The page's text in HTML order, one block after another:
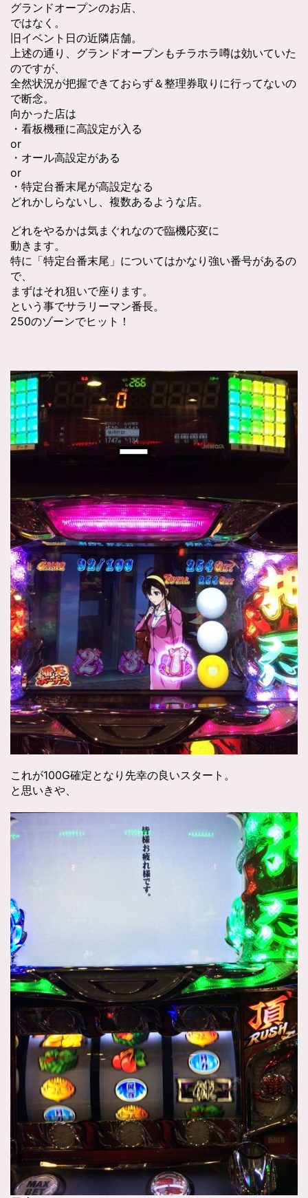
グランドオープンのお店、
ではなく。
旧イベント日の近隣店舗。
上述の通り、グランドオープンもチラホラ噂は効いていた
のですが、
全然状況が把握できておらず＆整理券取りに行ってないの
で断念。
向かった店は
・看板機種に高設定が入る
or
・オール高設定がある
or
・特定台番末尾が高設定なる
どれかしらないし、複数あるような店。
どれをやるかは気まぐれなので臨機応変に
動きます。
特に「特定台番末尾」についてはかなり強い番号があるの
で、
まずはそれ狙いで座ります。
という事でサラリーマン番長。
250のゾーンでヒット！
これが100G確定となり先幸の良いスタート。
と思いきや、